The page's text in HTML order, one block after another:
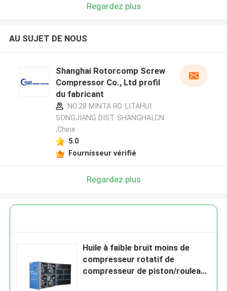
Regardez plus
AU SUJET DE NOUS
Shanghai Rotorcomp Screw
Compressor Co., Ltd profil
du fabricant
NO.28 MINTA RD. LITAHUI
SONGJIANG DIST. SHANGHAI,CN
,Chine
5.0
Fournisseur vérifié
Regardez plus
Huile à faible bruit moins de
compresseur rotatif de
compresseur de piston/rouleau